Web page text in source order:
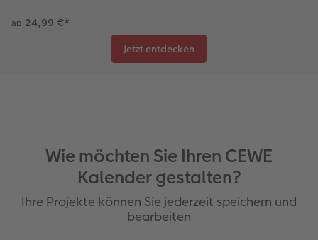
ab 24,99 €*
Jetzt entdecken
Wie möchten Sie Ihren CEWE
Kalender gestalten?
Ihre Projekte können Sie jederzeit speichern und
bearbeiten